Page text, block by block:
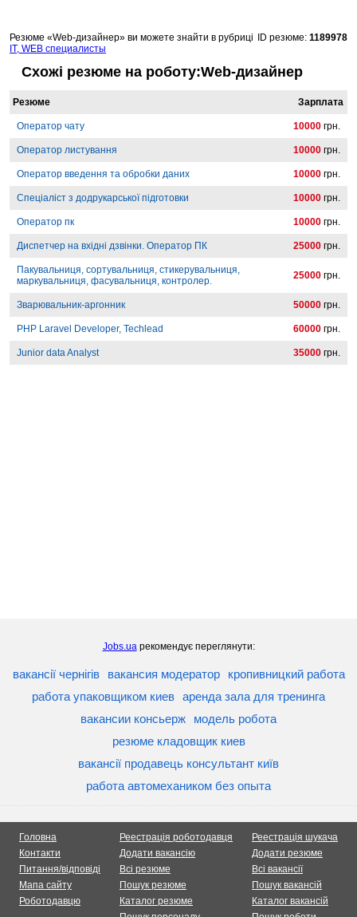
Резюме «Web-дизайнер» ви можете знайти в рубриці
IT, WEB специалисты
ID резюме: 1189978
Схожі резюме на роботу:Web-дизайнер
Резюме Зарплата
Оператор чату 10000 грн.
Оператор листування 10000 грн.
Оператор введення та обробки даних 10000 грн.
Спеціаліст з додрукарської підготовки 10000 грн.
Оператор пк 10000 грн.
Диспетчер на вхідні дзвінки. Оператор ПК 25000 грн.
Пакувальниця, сортувальниця, стикерувальниця,
маркувальниця, фасувальниця, контролер.
25000 грн.
Зварювальник-аргонник 50000 грн.
PHP Laravel Developer, Techlead 60000 грн.
Junior data Analyst 35000 грн.
Jobs.uaрекомендує переглянути:
вакансії чернігів вакансия модератор
кропивницкий работа
работа упаковщиком киев аренда зала для тренинга
вакансии консьерж
модель робота
резюме кладовщик киев
вакансії продавець консультант київ
работа автомехаником без опыта
Головна
Контакти
Питання/відповіді
Мапа сайту
Роботодавцю
Реестрація роботодавця
Додати вакансію
Всі резюме
Пошук резюме
Каталог резюме
Реестрація шукача
Додати резюме
Всі вакансії
Пошук вакансій
Каталог вакансій